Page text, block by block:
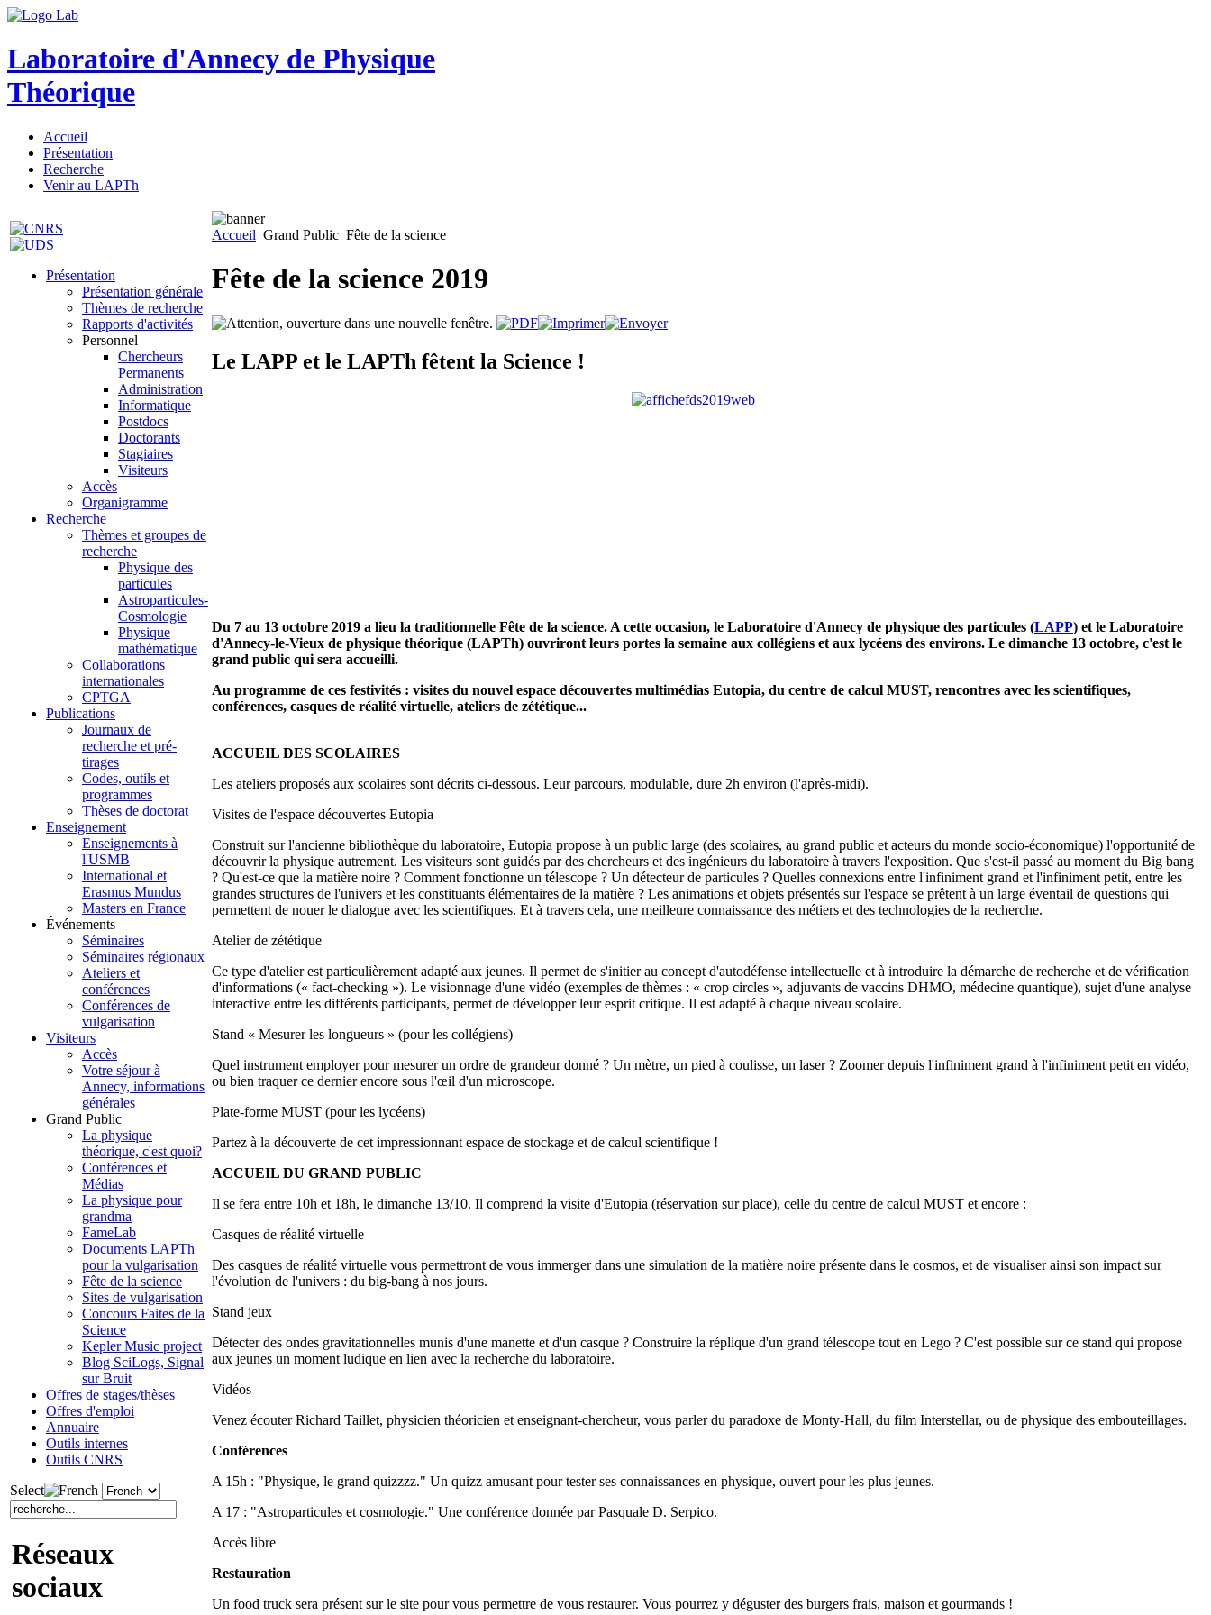
Laboratoire d'Annecy de Physique
Théorique
Accueil
Présentation
Recherche
Venir au LAPTh
Présentation
Présentation générale
Thèmes de recherche
Rapports d'activités
Personnel
Chercheurs
Permanents
Administration
Informatique
Postdocs
Doctorants
Stagiaires
Visiteurs
Accès
Organigramme
Recherche
Thèmes et groupes de
recherche
Physique des
particules
Astroparticules-
Cosmologie
Physique
mathématique
Collaborations
internationales
CPTGA
Publications
Journaux de
recherche et pré-
tirages
Codes, outils et
programmes
Thèses de doctorat
Enseignement
Enseignements à
l'USMB
International et
Erasmus Mundus
Masters en France
Événements
Séminaires
Séminaires régionaux
Ateliers et
conférences
Conférences de
vulgarisation
Visiteurs
Accès
Votre séjour à
Annecy, informations
générales
Grand Public
La physique
théorique, c'est quoi?
Conférences et
Médias
La physique pour
grandma
FameLab
Documents LAPTh
pour la vulgarisation
Fête de la science
Sites de vulgarisation
Concours Faites de la
Science
Kepler Music project
Blog SciLogs, Signal
sur Bruit
Offres de stages/thèses
Offres d'emploi
Annuaire
Outils internes
Outils CNRS
Select
Réseaux
sociaux
Accueil Grand Public Fête de la science
Fête de la science 2019
Le LAPP et le LAPTh fêtent la Science !
Du 7 au 13 octobre 2019 a lieu la traditionnelle Fête de la science. A cette occasion, le Laboratoire d'Annecy de physique des particules (LAPP) et le Laboratoire
d'Annecy-le-Vieux de physique théorique (LAPTh) ouvriront leurs portes la semaine aux collégiens et aux lycéens des environs. Le dimanche 13 octobre, c'est le
grand public qui sera accueilli.
Au programme de ces festivités : visites du nouvel espace découvertes multimédias Eutopia, du centre de calcul MUST, rencontres avec les scientifiques,
conférences, casques de réalité virtuelle, ateliers de zététique...
ACCUEIL DES SCOLAIRES
Les ateliers proposés aux scolaires sont décrits ci-dessous. Leur parcours, modulable, dure 2h environ (l'après-midi).
Visites de l'espace découvertes Eutopia
Construit sur l'ancienne bibliothèque du laboratoire, Eutopia propose à un public large (des scolaires, au grand public et acteurs du monde socio-économique) l'opportunité de
découvrir la physique autrement. Les visiteurs sont guidés par des chercheurs et des ingénieurs du laboratoire à travers l'exposition. Que s'est-il passé au moment du Big bang
? Qu'est-ce que la matière noire ? Comment fonctionne un télescope ? Un détecteur de particules ? Quelles connexions entre l'infiniment grand et l'infiniment petit, entre les
grandes structures de l'univers et les constituants élémentaires de la matière ? Les animations et objets présentés sur l'espace se prêtent à un large éventail de questions qui
permettent de nouer le dialogue avec les scientifiques. Et à travers cela, une meilleure connaissance des métiers et des technologies de la recherche.
Atelier de zététique
Ce type d'atelier est particulièrement adapté aux jeunes. Il permet de s'initier au concept d'autodéfense intellectuelle et à introduire la démarche de recherche et de vérification
d'informations (« fact-checking »). Le visionnage d'une vidéo (exemples de thèmes : « crop circles », adjuvants de vaccins DHMO, médecine quantique), sujet d'une analyse
interactive entre les différents participants, permet de développer leur esprit critique. Il est adapté à chaque niveau scolaire.
Stand « Mesurer les longueurs » (pour les collégiens)
Quel instrument employer pour mesurer un ordre de grandeur donné ? Un mètre, un pied à coulisse, un laser ? Zoomer depuis l'infiniment grand à l'infiniment petit en vidéo,
ou bien traquer ce dernier encore sous l'œil d'un microscope.
Plate-forme MUST (pour les lycéens)
Partez à la découverte de cet impressionnant espace de stockage et de calcul scientifique !
ACCUEIL DU GRAND PUBLIC
Il se fera entre 10h et 18h, le dimanche 13/10. Il comprend la visite d'Eutopia (réservation sur place), celle du centre de calcul MUST et encore :
Casques de réalité virtuelle
Des casques de réalité virtuelle vous permettront de vous immerger dans une simulation de la matière noire présente dans le cosmos, et de visualiser ainsi son impact sur
l'évolution de l'univers : du big-bang à nos jours.
Stand jeux
Détecter des ondes gravitationnelles munis d'une manette et d'un casque ? Construire la réplique d'un grand télescope tout en Lego ? C'est possible sur ce stand qui propose
aux jeunes un moment ludique en lien avec la recherche du laboratoire.
Vidéos
Venez écouter Richard Taillet, physicien théoricien et enseignant-chercheur, vous parler du paradoxe de Monty-Hall, du film Interstellar, ou de physique des embouteillages.
Conférences
A 15h : "Physique, le grand quizzzz." Un quizz amusant pour tester ses connaissances en physique, ouvert pour les plus jeunes.
A 17 : "Astroparticules et cosmologie." Une conférence donnée par Pasquale D. Serpico.
Accès libre
Restauration
Un food truck sera présent sur le site pour vous permettre de vous restaurer. Vous pourrez y déguster des burgers frais, maison et gourmands !